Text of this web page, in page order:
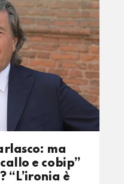
ma
e cobip”
“L’ironia è